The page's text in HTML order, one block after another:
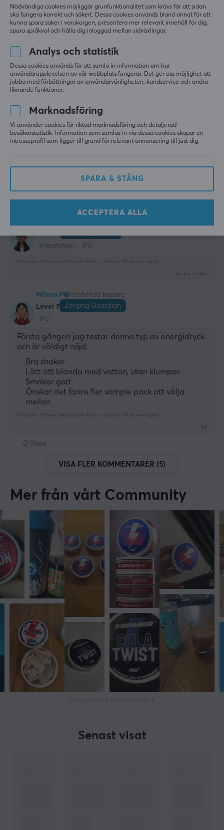
Bertram S
Level 17
T-posing Grand Wizard
PC
Bra sätt att prova olika smaker!
Visa original
X-Gamer X-Zero 2nd Sample Pack + Shaker (10 Serveringar)
Lukas S
Verifierad köpare
Level 7
Ganking Guardian
Bra blandning, prisvärd
X-Gamer X-Zero 2nd Sample Pack + Shaker (10 Serveringar)
1 like
Playstation
PC
X-Gamer X-Zero 2nd Sample Pack + Shaker (10 Serveringar)
för 4 v. sedan
Wilma P
Verifierad köpare
Level 7
Zerging Guardian
PC
Första gången jag testar denna typ av energidryck
och är väldigt nöjd.
Bra shaker
Lätt att blanda med vatten, utan klumpar
Smakar gott
Önskar det fanns fler sample pack att välja
mellan
X-Gamer X-Zero 2nd Sample Pack + Shaker (10 Serveringar)
0 likes
VISA FLER KOMMENTARER (5)
Mer från vårt Community
Senast visat
Nödvändiga cookies möjliggör grunfunktionalitet som krävs för att sidan
ska fungera korrekt och säkert. Dessa cookies används bland annat för att
kunna spara saker i varukorgen, presentera mer relevant innehåll för dig,
spara språkval och hålla dig inloggad mellan sidväxlingar.
Analys och statistik
Dessa cookies används för att samla in information om hur
användarupplevelsen av vår webbplats fungerar. Det ger oss möjlighet att
jobba med förbättringar av användarvänligheten, kundservice och andra
liknande funktioner.
Marknadsföring
Vi använder cookies för riktad marknadsföring och detaljerad
besökarstatistik. Information som samlas in via dessa cookies skapar en
intresseprofil som ligger till grund för relevant annonsering till just dig.
SPARA & STÄNG
ACCEPTERA ALLA